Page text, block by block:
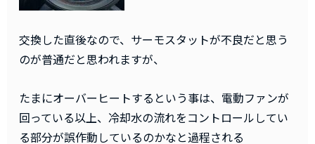
交換した直後なので、サーモスタットが不良だと思う
のが普通だと思われますが、
たまにオーバーヒートするという事は、電動ファンが
回っている以上、冷却水の流れをコントロールしてい
る部分が誤作動しているのかなと過程される